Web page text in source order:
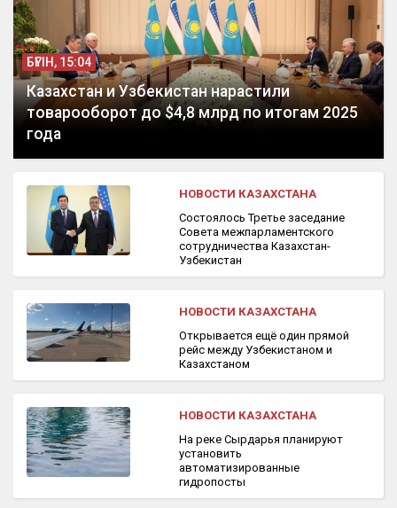
БҮГІН, 15:04
Казахстан и Узбекистан нарастили
товарооборот до $4,8 млрд по итогам 2025
года
НОВОСТИ КАЗАХСТАНА
Состоялось Третье заседание
Совета межпарламентского
сотрудничества Казахстан-
Узбекистан
НОВОСТИ КАЗАХСТАНА
Открывается ещё один прямой
рейс между Узбекистаном и
Казахстаном
НОВОСТИ КАЗАХСТАНА
На реке Сырдарья планируют
установить
автоматизированные
гидропосты